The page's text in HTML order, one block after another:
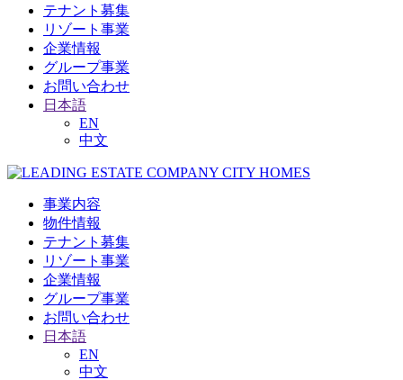
テナント募集
リゾート事業
企業情報
グループ事業
お問い合わせ
日本語
EN
中文
事業内容
物件情報
テナント募集
リゾート事業
企業情報
グループ事業
お問い合わせ
日本語
EN
中文